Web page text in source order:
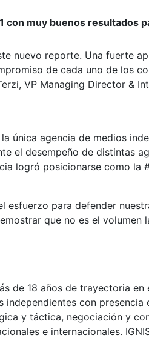
muy buenos resultados
nuevo reporte. Una fuerte
de cada uno de los
VP Managing Director &
única agencia de medios
el desempeño de distintas
logró posicionarse como la
esfuerzo para defender
que no es el volumen
de 18 años de trayectoria
con presencia
y táctica, negociación y
e internacionales.